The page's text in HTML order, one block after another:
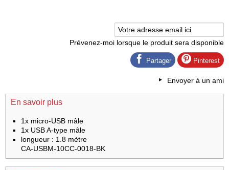
Prévenez-moi lorsque le produit sera disponible
Partager Pinterest
Envoyer à un ami
En savoir plus
1x micro-USB mâle
1x USB A-type mâle
longueur : 1.8 mètre
CA-USBM-10CC-0018-BK